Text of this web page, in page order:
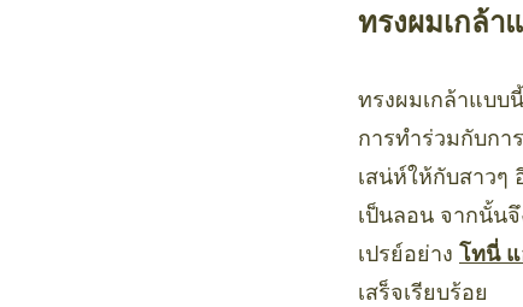
ทรงผมเกล้
ทรงผมเกล้าแบบ
การทำร่วมกับกา
เสน่ห์ให้กับสาวๆ
เป็นลอน จากนั้น
เปรย์อย่าง โทนี่
เสร็จเรียบร้อย